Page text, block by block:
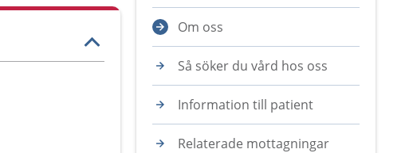
Om oss
Så söker du vård hos oss
Information till patient
Relaterade mottagningar